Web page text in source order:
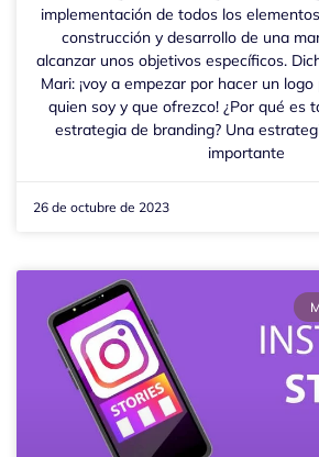
implementación de todos los
construcción y desarrollo de una
alcanzar unos objetivos específicos.
Mari: ¡voy a empezar por hacer un
quien soy y que ofrezco! ¿Por qué es
estrategia de branding? Una
importante
26 de octubre de 2023